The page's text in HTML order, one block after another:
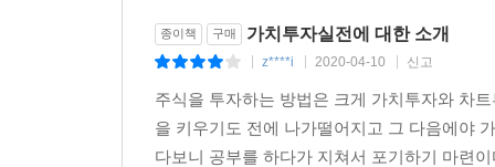
598개 중에서 이전 5년 동안 매년 시장 수익률을
* ELS(주가연계증권) 사지 마라.
수익이 주가 변동과 연계되는 금융파생상품인
경마와 비슷한데, 이를테면 가입 기간이 3년에,
종이책 구매 가치투자실전에 대한 소개
z****i 2020-04-10 신고
주식을 투자하는 방법은 크게 가치투자와 차
을 키우기도 전에 나가떨어지고 그 다음에야
다보니 공부를 하다가 지쳐서 포기하기 마련